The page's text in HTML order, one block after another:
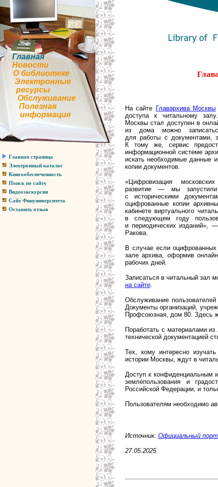
Главная
Новости
О библиотеке
Электронные
ресурсы
Обслуживание
Полезная
информация
Главная страница
Электронный каталог
Книгообеспеченность
Поиск по сайту
Видеоэкскурсия
Сайт Финуниверситета
Оставить отзыв
На сайте Главархива Москвы
доступа к читальному
Москвы стал доступен в
из дома можно
для работы с документами,
К тому же, сервис
информационной системе
искать необходимые данные
копии документов.
«Цифровизация
развитие — мы
с историческими
оцифрованные копии
кабинете виртуального
в следующем году
и периодических изданий»,
Ракова.
В случае если
зале архива, оформив
рабочих дней.
Записаться в читальный зал
на сайте
Обслуживание
Документы организаций,
Профсоюзная, дом 80. Здесь
Поработать с материалами
технической документацией
Тех, кому интересно
истории Москвы, ждут в
Доступ к конфиденциальным
землепользования и
Российской Федерации, и
Пользователям необходимо
Источник: Официальный
27.05.2025